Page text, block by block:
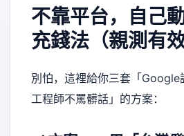
不靠平台，自己
充錢法（親測有效
別怕，這裡給你三套「Google
工程師不罵髒話」的方案：